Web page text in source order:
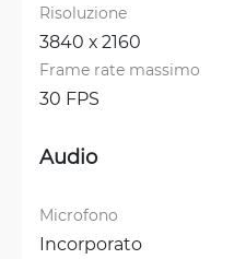
Risoluzione
3840 х 2160
Frame rate massimo
30 FPS
Audio
Microfono
Incorporato